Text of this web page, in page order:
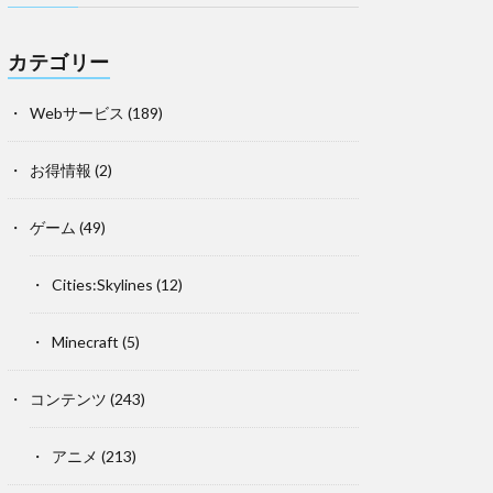
カテゴリー
Webサービス (189)
お得情報 (2)
ゲーム (49)
Cities:Skylines (12)
Minecraft (5)
コンテンツ (243)
アニメ (213)